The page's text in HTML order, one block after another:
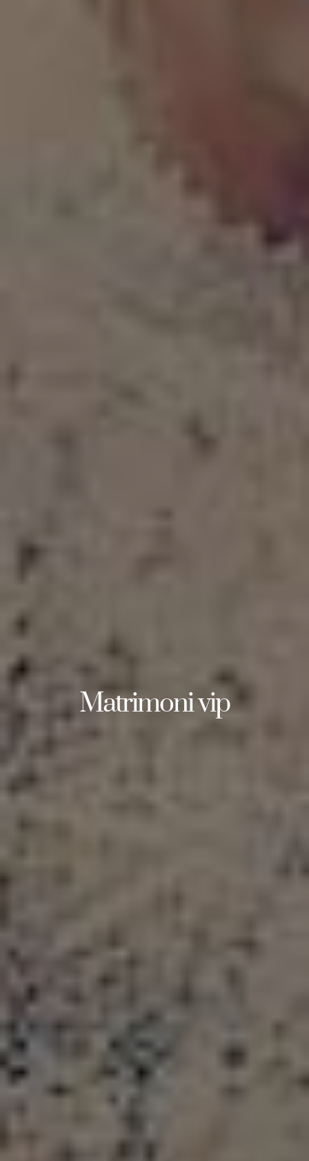
Matrimoni vip